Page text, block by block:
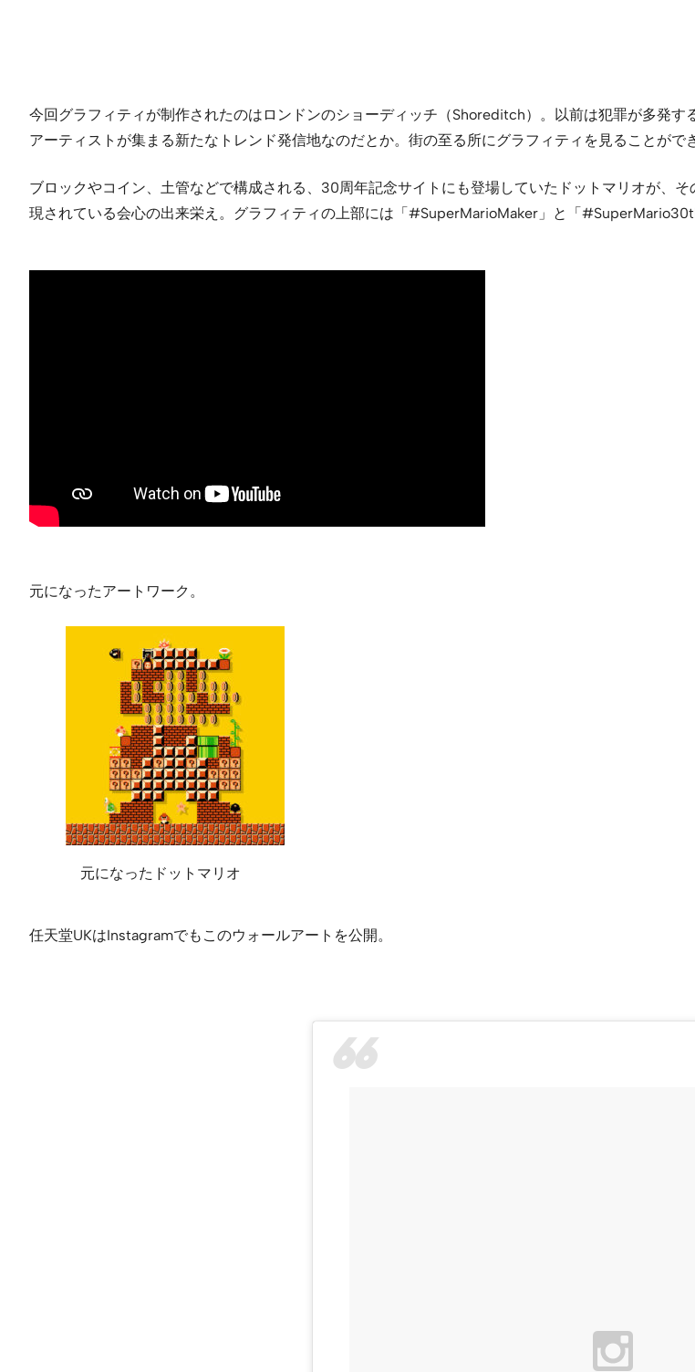
今回グラフィティが制作されたのはロンドンのショーディッチ（Shoreditch）。以前は犯罪が多発
アーティストが集まる新たなトレンド発信地なのだとか。街の至る所にグラフィティを見ることがで
ブロックやコイン、土管などで構成される、30周年記念サイトにも登場していたドットマリオが、
現されている会心の出来栄え。グラフィティの上部には「#SuperMarioMaker」と「
元になったアートワーク。
元になったドットマリオ
任天堂UKはInstagramでもこのウォールアートを公開。